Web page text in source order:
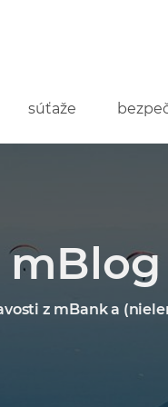
súťaže
mBlog
z mBank a